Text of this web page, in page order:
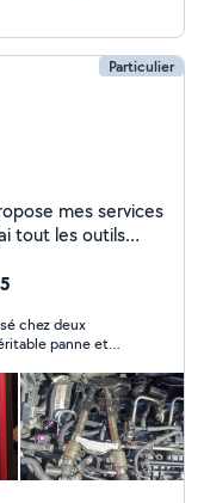
Particulier
mes services
tout les outils
ou téléphone
à répondre à
de me contacts
panne et
identifié
compétence et
fermés à toutes
compétent et